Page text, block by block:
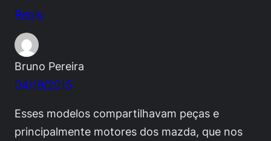
Reply
Bruno Pereira
04/19/2015
Esses modelos compartilhavam peças e
principalmente motores dos mazda, que nos